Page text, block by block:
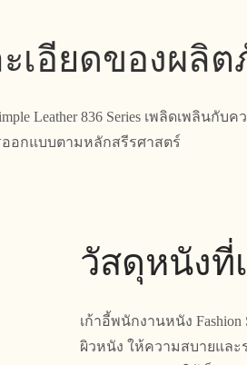
เอียดของผลิ
Leather 836 Series เพลิดเพลินกั
อกแบบตามหลักสรีรศาสตร์
วัสดุหนังที่
เก้าอี้พนักงานหนัง Fashion
ผิวหนัง ให้ความสบายและ